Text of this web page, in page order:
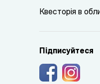
Квесторія в
Підписуйтеся